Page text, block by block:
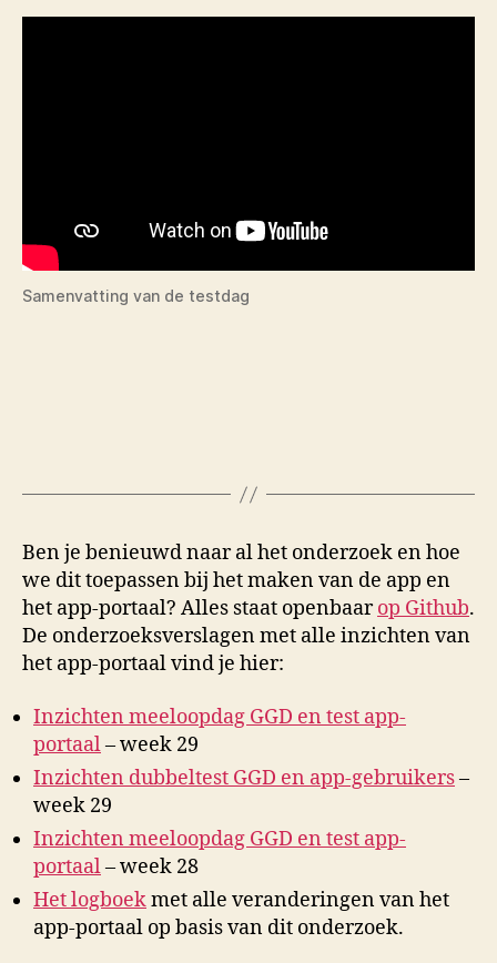
Samenvatting van de testdag
Ben je benieuwd naar al het onderzoek en hoe
we dit toepassen bij het maken van de app en
het app-portaal? Alles staat openbaarop Github.
De onderzoeksverslagen met alle inzichten van
het app-portaal vind je hier:
Inzichten meeloopdag GGD en test app-
portaal– week 29
Inzichten dubbeltest GGD en app-gebruikers–
week 29
Inzichten meeloopdag GGD en test app-
portaal– week 28
Het logboekmet alle veranderingen van het
app-portaal op basis van dit onderzoek.